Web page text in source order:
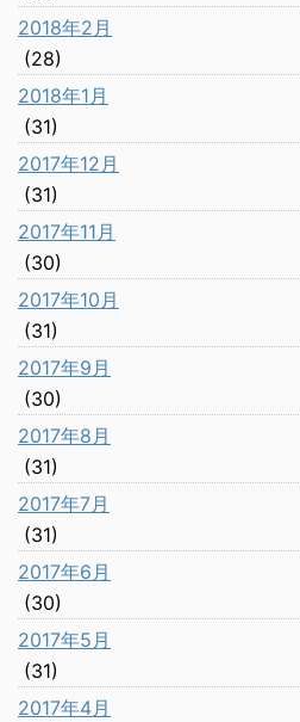
2018年2月
(28)
2018年1月
(31)
2017年12月
(31)
2017年11月
(30)
2017年10月
(31)
2017年9月
(30)
2017年8月
(31)
2017年7月
(31)
2017年6月
(30)
2017年5月
(31)
2017年4月